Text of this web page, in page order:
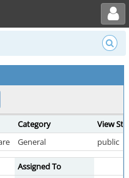
Toggle user menu
Category
View
General public
Assigned To